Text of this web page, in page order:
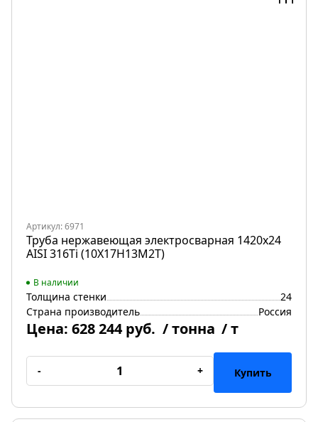
Артикул: 6971
Труба нержавеющая электросварная 1420х24
AISI 316Ti (10Х17Н13М2Т)
В наличии
Толщина стенки
24
Страна производитель
Россия
Цена: 628 244 руб. / тонна / т
- + Купить